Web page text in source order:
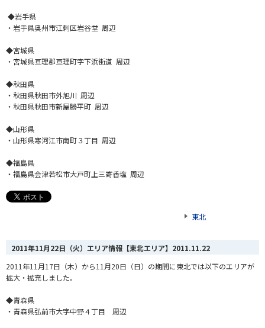
◆岩手県
・岩手県奥州市江刺区岩谷堂 周辺
◆宮城県
・宮城県亘理郡亘理町字下浜街道 周辺
◆秋田県
・秋田県秋田市外旭川 周辺
・秋田県秋田市新屋勝平町 周辺
◆山形県
・山形県寒河江市南町３丁目 周辺
◆福島県
・福島県会津若松市大戸町上三寄香塩 周辺
東北
2011年11月22日（火）エリア情報【東北エリア】 2011.11.22
2011年11月17日（木）から11月20日（日）の期間に東北では以下のエリアが
拡大・拡充しました。
◆青森県
・青森県弘前市大字中野４丁目 周辺